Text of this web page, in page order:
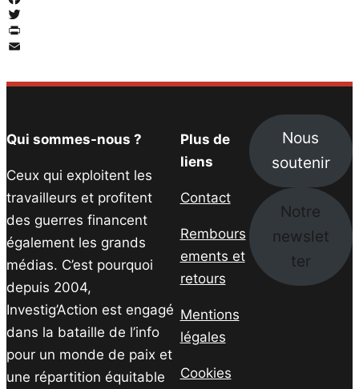
Facebook
Twitter
PrintFriendly
Qui sommes-nous ?
Ceux qui exploitent les
travailleurs et profitent
des guerres financent
également les grands
médias. C’est pourquoi
depuis 2004,
Investig’Action est engagé
dans la bataille de l’info
pour un monde de paix et
une répartition équitable
Plus de
liens
Contact
Rembours
ements et
retours
Mentions
légales
Cookies
Nous
soutenir
Notre
newslet
ter